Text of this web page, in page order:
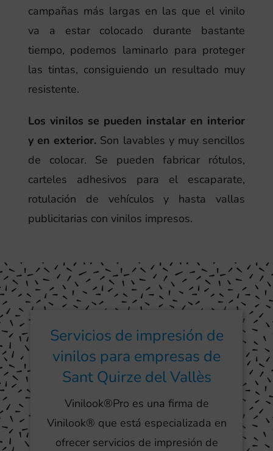
campañas más largas en las que el vinilo
va a estar colocado durante bastante
tiempo, podemos laminarlo para proteger
las tintas, consiguiendo un resultado muy
resistente.
Los vinilos se pueden instalar en interior
y en exterior. Son lavables y muy sencillos
de colocar. Se pueden fabricar rótulos,
carteles adhesivos para el escaparate,
rotulación de vehículos y hasta vallas
publicitarias con vinilos impresos.
Servicios de impresión de
vinilos para empresas de
Sant Quirze del Vallès
Vinilook®Pro es una firma de
Vinilook® que está especializada en
ofrecer servicios de impresión de